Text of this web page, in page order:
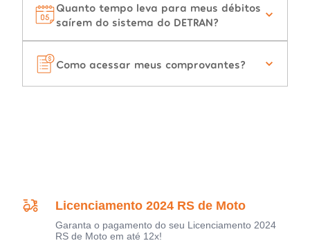
Quanto tempo leva para meus débitos
saírem do sistema do DETRAN?
Como acessar meus comprovantes?
Licenciamento 2024 RS de Moto
Garanta o pagamento do seu Licenciamento 2024
RS de Moto em até 12x!